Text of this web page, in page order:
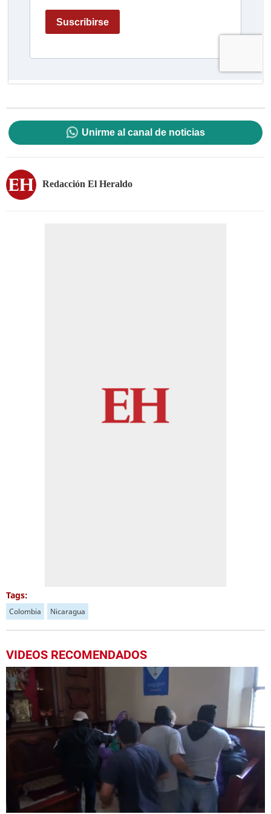
Unirme al canal de noticias
Redacción El Heraldo
Tags:
Colombia Nicaragua
VIDEOS RECOMENDADOS